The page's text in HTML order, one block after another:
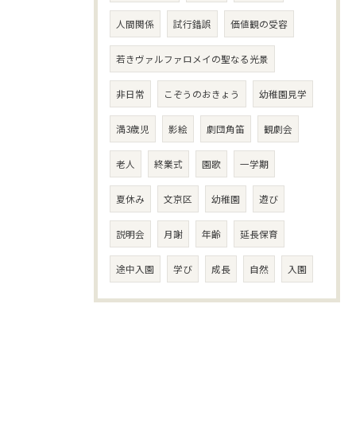
人間関係 試行錯誤 価値観の受容
若きヴァルファロメイの聖なる光景
非日常 こぞうのおきょう 幼稚園見学
満3歳児 影絵 劇団角笛 観劇会
老人 終業式 園歌 一学期
夏休み 文京区 幼稚園 遊び
説明会 月謝 年齢 延長保育
途中入園 学び 成長 自然 入園